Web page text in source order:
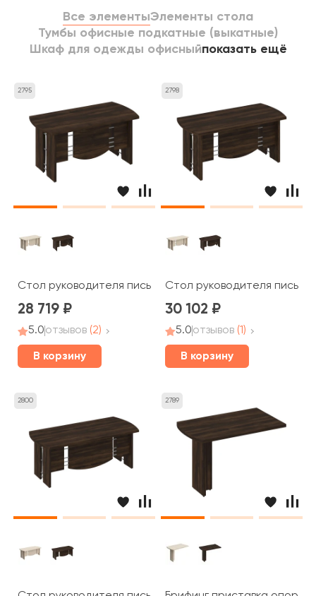
Все элементыЭлементы стола
Тумбы офисные подкатные (выкатные)
Шкаф для одежды офисныйпоказать ещё
2795
Стол руководителя письменный 160x80x75 Борн
28 719
5.0отзывов (2)
В корзину
2798
Стол руководителя
30 102
5.0отзывов (1)
В корзину
2800 2789